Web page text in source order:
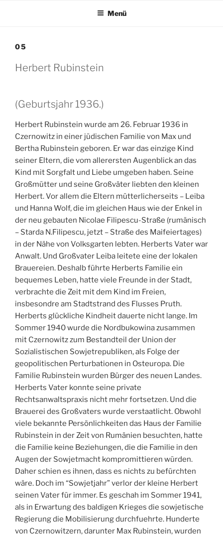
Menü
05
Herbert Rubinstein
(Geburtsjahr 1936.)
Herbert Rubinstein wurde am 26. Februar 1936 in
Czernowitz in einer jüdischen Familie von Max und
Bertha Rubinstein geboren. Er war das einzige Kind
seiner Eltern, die vom allerersten Augenblick an das
Kind mit Sorgfalt und Liebe umgeben haben. Seine
Großmütter und seine Großväter liebten den kleinen
Herbert. Vor allem die Eltern mütterlicherseits – Leiba
und Hanna Wolf, die im gleichen Haus wie der Enkel in
der neu gebauten Nicolae Filipescu-Straße (rumänisch
– Starda N.Filipescu, jetzt – Straße des Maifeiertages)
in der Nähe von Volksgarten lebten. Herberts Vater war
Anwalt. Und Großvater Leiba leitete eine der lokalen
Brauereien. Deshalb führte Herberts Familie ein
bequemes Leben, hatte viele Freunde in der Stadt,
verbrachte die Zeit mit dem Kind im Freien,
insbesondre am Stadtstrand des Flusses Pruth.
Herberts glückliche Kindheit dauerte nicht lange. Im
Sommer 1940 wurde die Nordbukowina zusammen
mit Czernowitz zum Bestandteil der Union der
Sozialistischen Sowjetrepubliken, als Folge der
geopolitischen Perturbationen in Osteuropa. Die
Familie Rubinstein wurden Bürger des neuen Landes.
Herberts Vater konnte seine private
Rechtsanwaltspraxis nicht mehr fortsetzen. Und die
Brauerei des Großvaters wurde verstaatlicht. Obwohl
viele bekannte Persönlichkeiten das Haus der Familie
Rubinstein in der Zeit von Rumänien besuchten, hatte
die Familie keine Beziehungen, die die Familie in den
Augen der Sowjetmacht kompromittieren würden.
Daher schien es ihnen, dass es nichts zu befürchten
wäre. Doch im “Sowjetjahr” verlor der kleine Herbert
seinen Vater für immer. Es geschah im Sommer 1941,
als in Erwartung des baldigen Krieges die sowjetische
Regierung die Mobilisierung durchfuehrte. Hunderte
von Czernowitzern, darunter Max Rubinstein, wurden